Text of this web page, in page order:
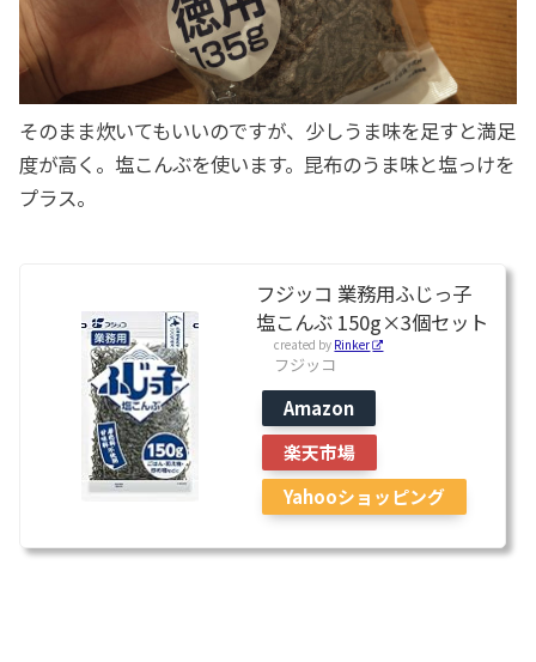
そのまま炊いてもいいのですが、少しうま味を足すと満足
度が高く。塩こんぶを使います。昆布のうま味と塩っけを
プラス。
フジッコ 業務用ふじっ子
塩こんぶ 150g×3個セット
created by Rinker
フジッコ
Amazon
楽天市場
Yahooショッピング